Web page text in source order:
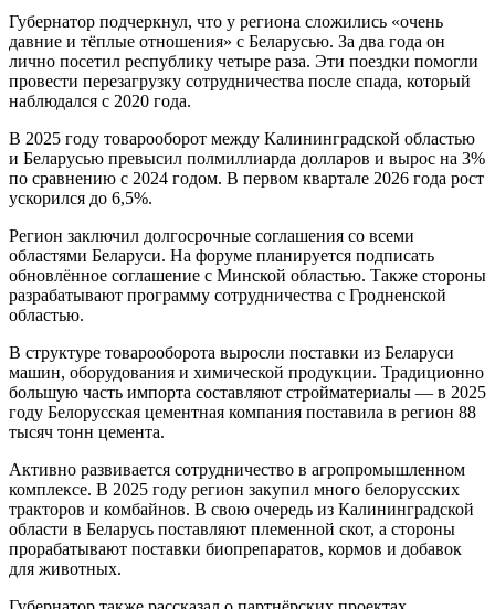
Губернатор подчеркнул, что у региона сложились «очень
давние и тёплые отношения» с Беларусью. За два года он
лично посетил республику четыре раза. Эти поездки помогли
провести перезагрузку сотрудничества после спада, который
наблюдался с 2020 года.
В 2025 году товарооборот между Калининградской областью
и Беларусью превысил полмиллиарда долларов и вырос на 3%
по сравнению с 2024 годом. В первом квартале 2026 года рост
ускорился до 6,5%.
Регион заключил долгосрочные соглашения со всеми
областями Беларуси. На форуме планируется подписать
обновлённое соглашение с Минской областью. Также стороны
разрабатывают программу сотрудничества с Гродненской
областью.
В структуре товарооборота выросли поставки из Беларуси
машин, оборудования и химической продукции. Традиционно
большую часть импорта составляют стройматериалы — в 2025
году Белорусская цементная компания поставила в регион 88
тысяч тонн цемента.
Активно развивается сотрудничество в агропромышленном
комплексе. В 2025 году регион закупил много белорусских
тракторов и комбайнов. В свою очередь из Калининградской
области в Беларусь поставляют племенной скот, а стороны
прорабатывают поставки биопрепаратов, кормов и добавок
для животных.